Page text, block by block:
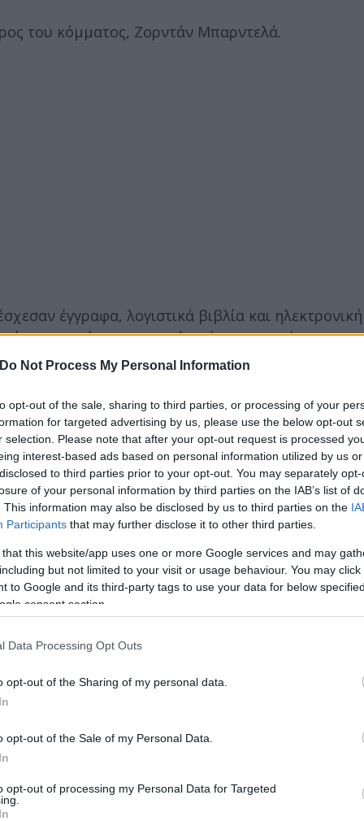
Do Not Process My Personal Information
opt-out of the sale, sharing to third parties, or processing of your
for targeted advertising by us, please use the below opt-out
selection. Please note that after your opt-out request is processed
interest-based ads based on personal information utilized by us
to third parties prior to your opt-out. You may separately
of your personal information by third parties on the IAB’s list of
This information may also be disclosed by us to third parties on the
Participants that may further disclose it to other third parties.
that this website/app uses one or more Google services and may
but not limited to your visit or usage behaviour. You may
to Google and its third-party tags to use your data for below
consent section.
Data Processing Opt Outs
opt-out of the Sharing of my personal data.
opt-out of the Sale of my Personal Data.
opt-out of processing my Personal Data for Targeted
του κόμματος, Ζορντάν Μπαρντελά.
έγγραφα, λογιστικά βιβλία και ηλεκτρονική
επιχείρηση ... σαφώς μέρος μιας νέας
της ενέργειας». «Πρόκειται για μια σοβαρή
- y compris les bureaux de ses dirigeants -
de la Brigade financière, armés et en gilets
deux juges d’instruction.
Tous les…